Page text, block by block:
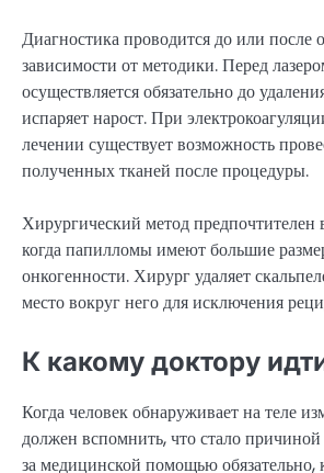
Диагностика проводится до или после
зависимости от методики. Перед
осуществляется обязательно до
испаряет нарост. При
лечении существует возможность
полученных тканей после процедуры.
Хирургический метод предпочтителен
когда папилломы имеют большие
онкогенности. Хирург удаляет
место вокруг него для исключения
К какому доктору
Когда человек обнаруживает на теле
должен вспомнить, что стало
за медицинской помощью